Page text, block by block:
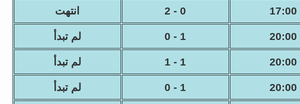
17:00
0 - 2 انتهت
20:00
1 - 0 لم تبدأ
20:00
1 - 1 لم تبدأ
20:00
1 - 0 لم تبدأ